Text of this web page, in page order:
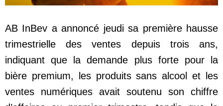
AB InBev a annoncé jeudi sa première hausse
trimestrielle des ventes depuis trois ans,
indiquant que la demande plus forte pour la
bière premium, les produits sans alcool et les
ventes numériques avait soutenu son chiffre